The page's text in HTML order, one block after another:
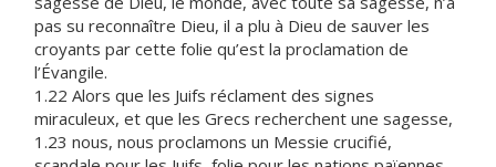
pas su reconnaître Dieu, il a plu à Dieu de sauver les
croyants par cette folie qu’est la proclamation de
l’Évangile.
1.22 Alors que les Juifs réclament des signes
miraculeux, et que les Grecs recherchent une sagesse,
1.23 nous, nous proclamons un Messie crucifié,